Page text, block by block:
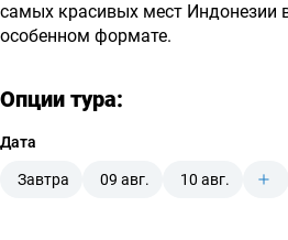
самых красивых мест Индонезии
особенном формате.
Опции тура:
Дата
Завтра 09 авг. 10 авг.